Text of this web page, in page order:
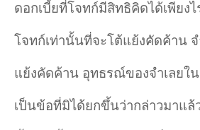
ดอกเบี้ยที่โจทก์มีสิทธิคิดได้เพียงไ
โจทก์เท่านั้นที่จะโต้แย้งคัดค้าน จ
แย้งคัดค้าน อุทธรณ์ของจำเลยใ
เป็นข้อที่มิได้ยกขึ้นว่ากล่าวมาแล้